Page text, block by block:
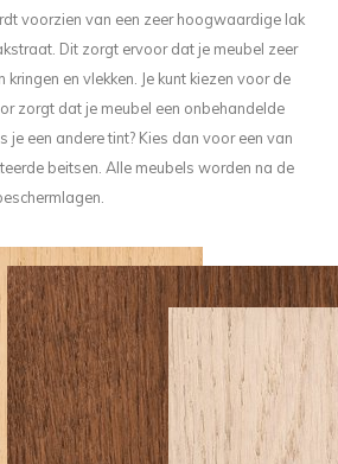
voorzien van een zeer hoogwaardige lak
Dit zorgt ervoor dat je meubel zeer
en vlekken. Je kunt kiezen voor de
zorgt dat je meubel een onbehandelde
je een andere tint? Kies dan voor een van
beitsen. Alle meubels worden na de